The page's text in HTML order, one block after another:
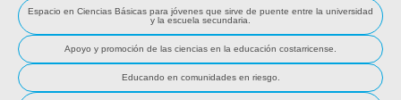
Espacio en Ciencias Básicas para jóvenes que sirve de puente entre la universidad
y la escuela secundaria.
Apoyo y promoción de las ciencias en la educación costarricense.
Educando en comunidades en riesgo.